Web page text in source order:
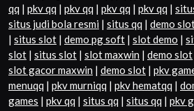
qq | pkv qq | pkv qq | pkv qq | pkv qq |
situs judi bola resmi | situs qq | demo
| situs slot | demo pg soft | slot demo |
slot | situs slot | slot maxwin | demo slot
slot gacor maxwin | demo slot | pkv
menuqq | pkv murniqq | pkv hematqq |
games | pkv qq | situs qq | situs qq | pkv